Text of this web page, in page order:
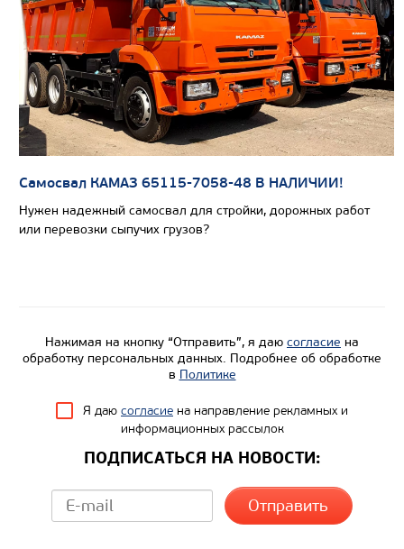
Цена по запросу
Экологический класс
Колесная формула
Самосвал КАМАЗ 65115-7058-48 В НАЛИЧИИ!
Нужен надежный самосвал для стройки, дорожных работ
или перевозки сыпучих грузов?
Нажимая на кнопку “Отправить”, я даю согласие на
обработку персональных данных. Подробнее об обработке
в Политике
Я даю согласие на направление рекламных и
информационных рассылок
ПОДПИСАТЬСЯ НА НОВОСТИ: